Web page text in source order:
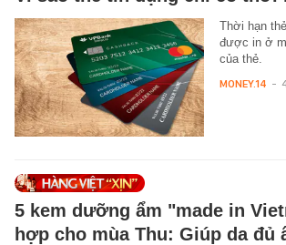
Thời hạn
được in ở
của thẻ.
MONEY.14 -
5 kem dưỡng ẩm "made in
hợp cho mùa Thu: Giúp da đủ